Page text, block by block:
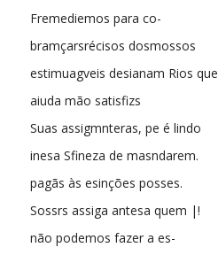
Fremediemos para co-
bramçarsrécisos dosmossos
estimuagveis desianam Rios que
aiuda mão satisfizs
Suas assigmnteras, pe é lindo
inesa Sfineza de masndarem.
pagãs às esinções posses.
Sossrs assiga antesa quem |!
não podemos fazer a es-